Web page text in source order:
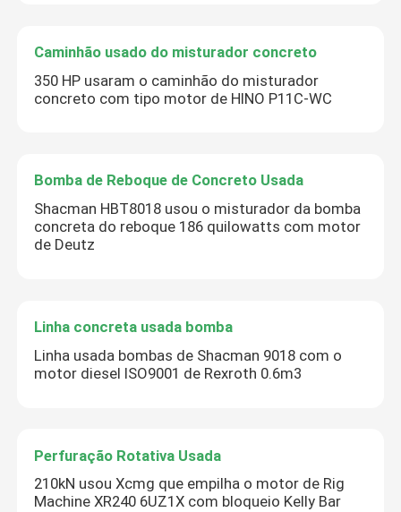
Submeter
Caminhão usado do misturador concreto
350 HP usaram o caminhão do misturador
concreto com tipo motor de HINO P11C-WC
Bomba de Reboque de Concreto Usada
Shacman HBT8018 usou o misturador da bomba
concreta do reboque 186 quilowatts com motor
de Deutz
Linha concreta usada bomba
Linha usada bombas de Shacman 9018 com o
motor diesel ISO9001 de Rexroth 0.6m3
Perfuração Rotativa Usada
210kN usou Xcmg que empilha o motor de Rig
Machine XR240 6UZ1X com bloqueio Kelly Bar